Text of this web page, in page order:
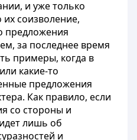
и уже только
их соизволение,
предложения
за последнее время
примеры, когда в
какие-то
предложения
Как правило, если
со стороны и
лишь об
и